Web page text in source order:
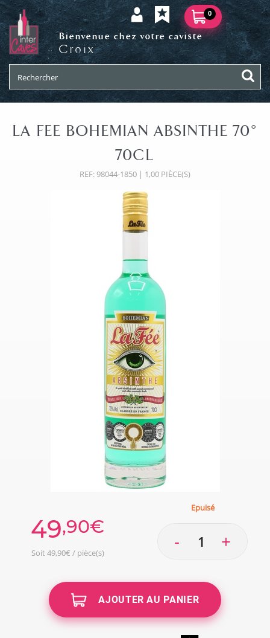
0
Bienvenue chez votre caviste
Croix
LA FEE BOHEMIAN ABSINTHE 70°
70CL
REF: 98044-1850 | 1,00 PIÈCE(S)
49,90€
Soit 49,90€ / pièce(s)
Epuisé
- +
AJOUTER AU PANIER